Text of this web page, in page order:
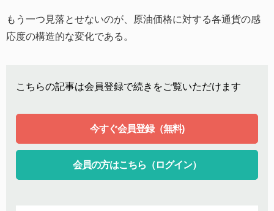
もう一つ見落とせないのが、原油価格に対する各通貨の感
応度の構造的な変化である。
こちらの記事は会員登録で続きをご覧いただけます
今すぐ会員登録（無料)
会員の方はこちら（ログイン）